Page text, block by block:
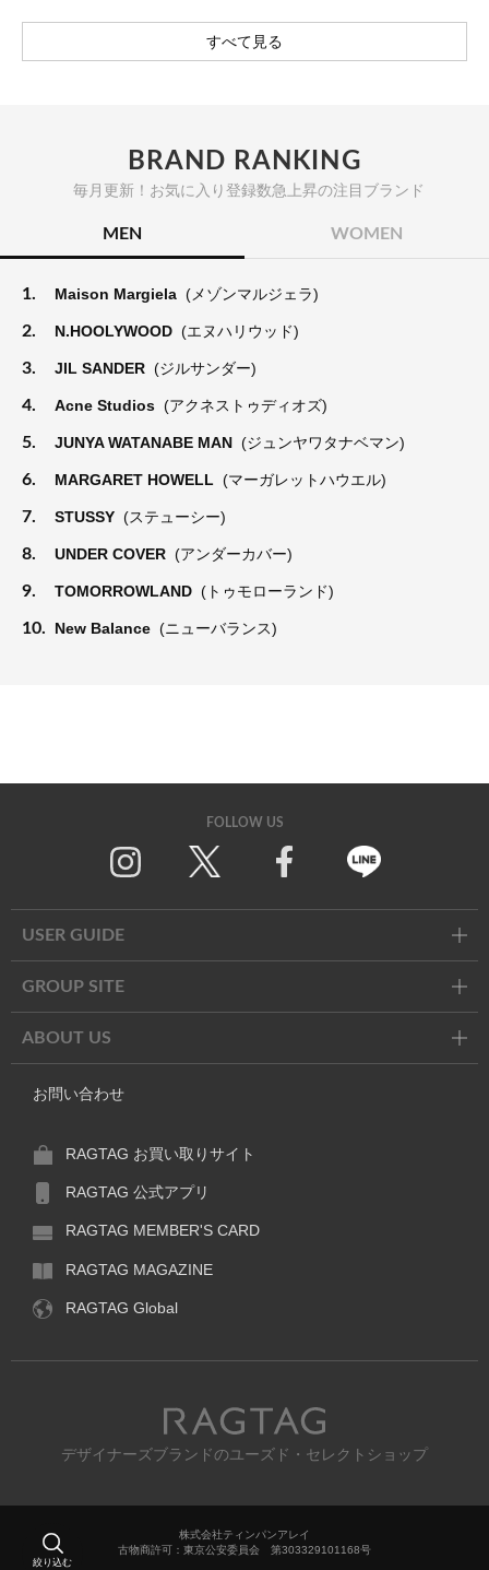
絞り込む
すべて見る
BRAND RANKING
毎月更新！お気に入り登録数急上昇の注目ブランド
MEN WOMEN
1. Maison Margiela (メゾンマルジェラ)
2. N.HOOLYWOOD (エヌハリウッド)
3. JIL SANDER (ジルサンダー)
4. Acne Studios (アクネストゥディオズ)
5. JUNYA WATANABE MAN (ジュンヤワタナベマン)
6. MARGARET HOWELL (マーガレットハウエル)
7. STUSSY (ステューシー)
8. UNDER COVER (アンダーカバー)
9. TOMORROWLAND (トゥモローランド)
10. New Balance (ニューバランス)
FOLLOW US
USER GUIDE
GROUP SITE
ABOUT US
お問い合わせ
RAGTAG お買い取りサイト
RAGTAG 公式アプリ
RAGTAG MEMBER'S CARD
RAGTAG MAGAZINE
RAGTAG Global
RAGTAG
デザイナーズブランドのユーズド・セレクトショップ
株式会社ティンパンアレイ
古物商許可：東京公安委員会 第303329101168号